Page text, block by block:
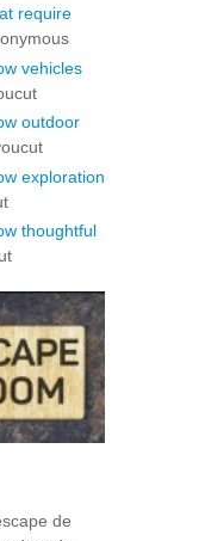
require
vehicles
outdoor
exploration
thoughtful
de